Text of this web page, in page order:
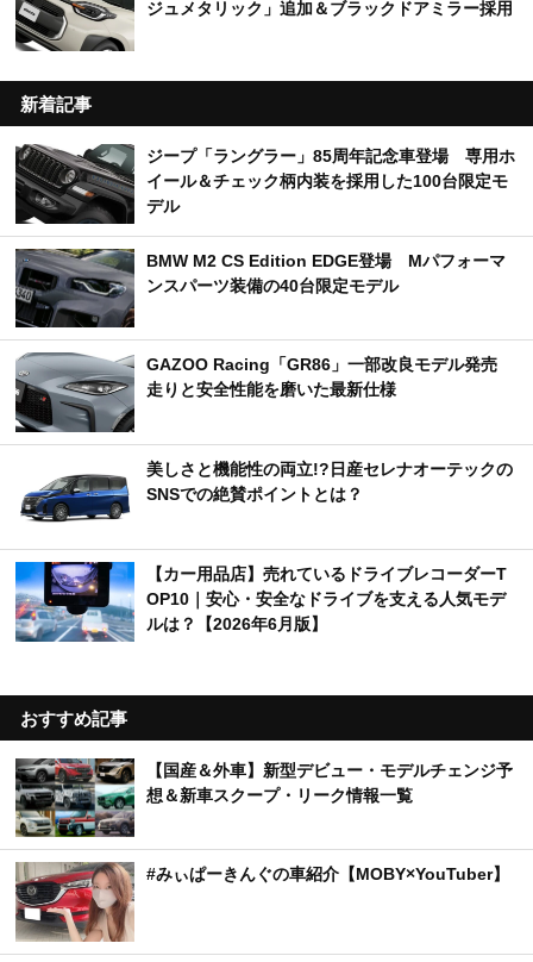
ジュメタリック」追加＆ブラックドアミラー採用
新着記事
ジープ「ラングラー」85周年記念車登場 専用ホ
イール＆チェック柄内装を採用した100台限定モ
デル
BMW M2 CS Edition EDGE登場 Mパフォーマ
ンスパーツ装備の40台限定モデル
GAZOO Racing「GR86」一部改良モデル発売
走りと安全性能を磨いた最新仕様
美しさと機能性の両立!?日産セレナオーテックの
SNSでの絶賛ポイントとは？
【カー用品店】売れているドライブレコーダーT
OP10｜安心・安全なドライブを支える人気モデ
ルは？【2026年6月版】
おすすめ記事
【国産＆外車】新型デビュー・モデルチェンジ予
想＆新車スクープ・リーク情報一覧
#みぃぱーきんぐの車紹介【MOBY×YouTuber】